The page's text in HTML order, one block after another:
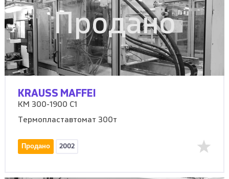
Продано
KRAUSS MAFFEI
KM 300-1900 C1
Термопластавтомат 300т
Продано 2002